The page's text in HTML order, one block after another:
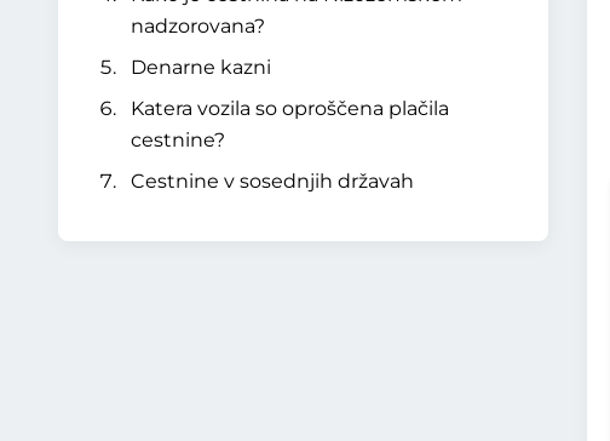
nadzorovana?
Denarne kazni
Katera vozila so oproščena plačila
cestnine?
Cestnine v sosednjih državah